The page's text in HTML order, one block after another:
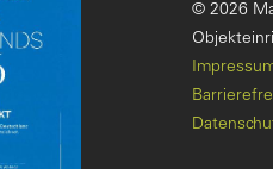
© 2026